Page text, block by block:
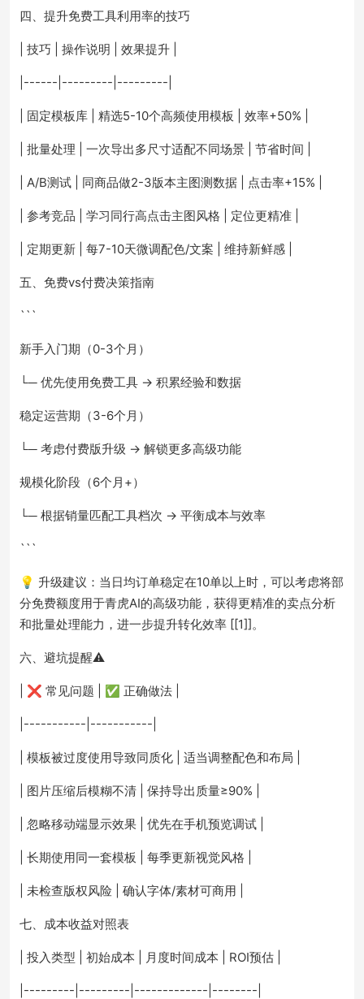
四、提升免费工具利用率的技巧
| 技巧 | 操作说明 | 效果提升 |
|------|---------|---------|
| 固定模板库 | 精选5-10个高频使用模板 | 效率+50% |
| 批量处理 | 一次导出多尺寸适配不同场景 | 节省时间 |
| A/B测试 | 同商品做2-3版本主图测数据 | 点击率+15% |
| 参考竞品 | 学习同行高点击主图风格 | 定位更精准 |
| 定期更新 | 每7-10天微调配色/文案 | 维持新鲜感 |
五、免费vs付费决策指南
```
新手入门期（0-3个月）
└─ 优先使用免费工具 → 积累经验和数据
稳定运营期（3-6个月）
└─ 考虑付费版升级 → 解锁更多高级功能
规模化阶段（6个月+）
└─ 根据销量匹配工具档次 → 平衡成本与效率
```
💡 升级建议：当日均订单稳定在10单以上时，可以考虑将部
分免费额度用于青虎AI的高级功能，获得更精准的卖点分析
和批量处理能力，进一步提升转化效率 [[1]]。
六、避坑提醒⚠️
| ❌ 常见问题 | ✅ 正确做法 |
|-----------|-----------|
| 模板被过度使用导致同质化 | 适当调整配色和布局 |
| 图片压缩后模糊不清 | 保持导出质量≥90% |
| 忽略移动端显示效果 | 优先在手机预览调试 |
| 长期使用同一套模板 | 每季更新视觉风格 |
| 未检查版权风险 | 确认字体/素材可商用 |
七、成本收益对照表
| 投入类型 | 初始成本 | 月度时间成本 | ROI预估 |
|---------|---------|-------------|--------|